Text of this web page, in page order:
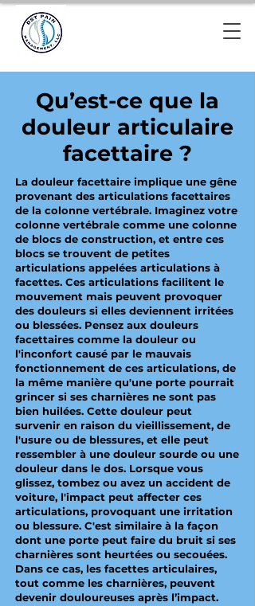
Qu’est-ce que la
douleur articulaire
facettaire ?
La douleur facettaire implique une gêne
provenant des articulations facettaires
de la colonne vertébrale. Imaginez votre
colonne vertébrale comme une colonne
de blocs de construction, et entre ces
blocs se trouvent de petites
articulations appelées articulations à
facettes. Ces articulations facilitent le
mouvement mais peuvent provoquer
des douleurs si elles deviennent irritées
ou blessées. Pensez aux douleurs
facettaires comme la douleur ou
l'inconfort causé par le mauvais
fonctionnement de ces articulations, de
la même manière qu'une porte pourrait
grincer si ses charnières ne sont pas
bien huilées. Cette douleur peut
survenir en raison du vieillissement, de
l'usure ou de blessures, et elle peut
ressembler à une douleur sourde ou une
douleur dans le dos. Lorsque vous
glissez, tombez ou avez un accident de
voiture, l'impact peut affecter ces
articulations, provoquant une irritation
ou blessure. C'est similaire à la façon
dont une porte peut faire du bruit si ses
charnières sont heurtées ou secouées.
Dans ce cas, les facettes articulaires,
tout comme les charnières, peuvent
devenir douloureuses après l’impact.